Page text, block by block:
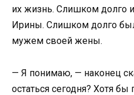
их жизнь. Слишком долго
Ирины. Слишком долго
мужем своей жены.
— Я понимаю, — наконец
остаться сегодня? Хотя бы